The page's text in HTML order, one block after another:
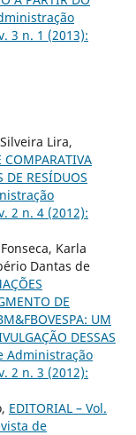
3 n. 1 (2013):
Lira,
COMPARATIVA
DE RESÍDUOS
2 n. 4 (2012):
Karla
Dantas de
DE
UM
DESSAS
Administração
2 n. 3 (2012):
EDITORIAL – Vol.
de